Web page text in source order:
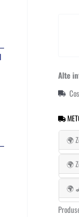
Alte
🌍
🌍
🌍